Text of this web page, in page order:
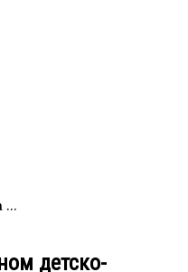
...
детско-